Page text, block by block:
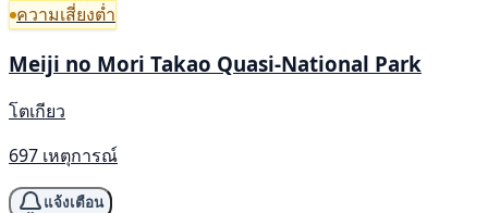
ความเสี่ยงต่ำ
Meiji no Mori Takao Quasi-National Park
โตเกียว
697 เหตุการณ์
แจ้งเตือน